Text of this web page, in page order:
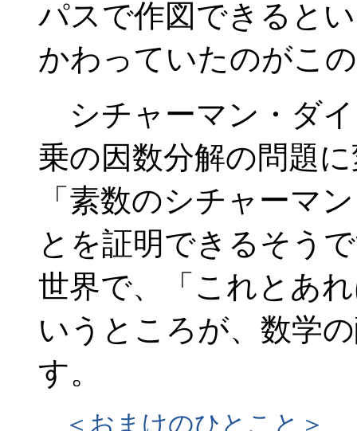
パスで作図できると
かわっていたのがこ
シチャーマン・ダ
乗の因数分解の問題
「素数のシチャーマ
とを証明できるそう
世界で、「これとあ
いうところが、数学
す。
＜おまけのひとこと＞